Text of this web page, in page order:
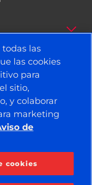
todas las
las cookies
para
sitio,
y colaborar
marketing
de
cookies